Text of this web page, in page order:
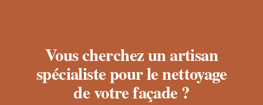
Vous cherchez un artisan
spécialiste pour le nettoyage
de votre façade ?